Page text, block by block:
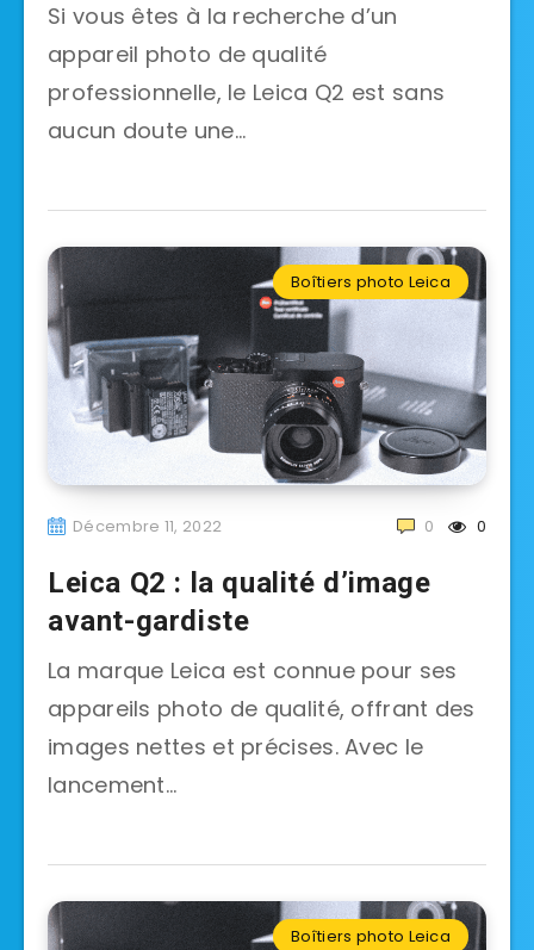
Si vous êtes à la recherche d’un
appareil photo de qualité
professionnelle, le Leica Q2 est sans
aucun doute une…
Boîtiers photo Leica
Décembre 11, 2022 0
0
Leica Q2 : la qualité d’image
avant-gardiste
La marque Leica est connue pour ses
appareils photo de qualité, offrant des
images nettes et précises. Avec le
lancement…
Boîtiers photo Leica